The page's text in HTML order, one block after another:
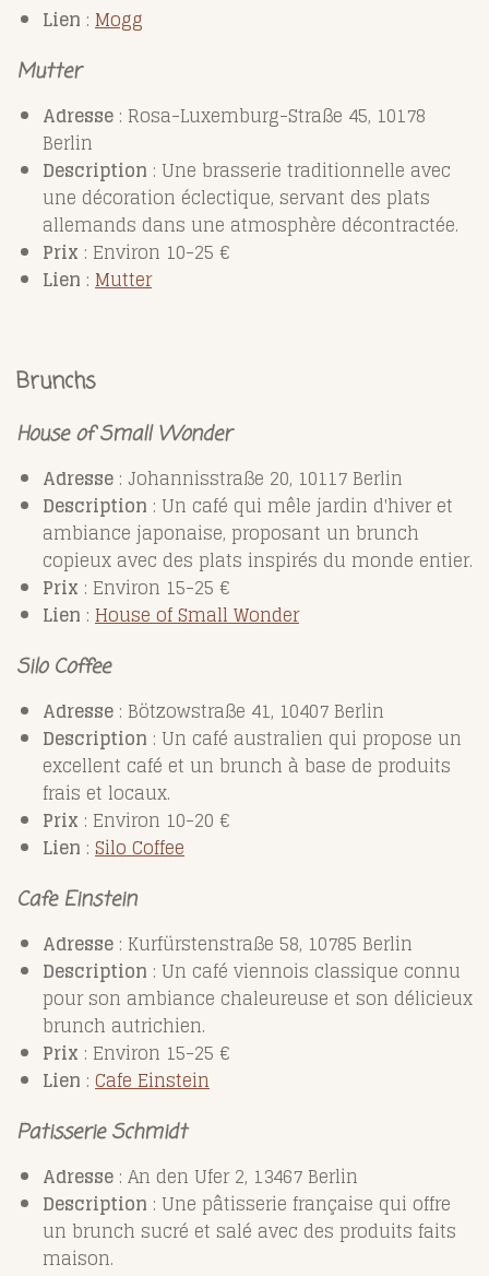
Lien : Mogg
Mutter
Adresse : Rosa-Luxemburg-Straße 45, 10178
Berlin
Description : Une brasserie traditionnelle avec
une décoration éclectique, servant des plats
allemands dans une atmosphère décontractée.
Prix : Environ 10-25 €
Lien : Mutter
Brunchs
House of Small Wonder
Adresse : Johannisstraße 20, 10117 Berlin
Description : Un café qui mêle jardin d'hiver et
ambiance japonaise, proposant un brunch
copieux avec des plats inspirés du monde entier.
Prix : Environ 15-25 €
Lien : HouseofSmallWonder
Silo Coffee
Adresse : Bötzowstraße 41, 10407 Berlin
Description : Un café australien qui propose un
excellent café et un brunch à base de produits
frais et locaux.
Prix : Environ 10-20 €
Lien : SiloCoffee
Cafe Einstein
Adresse : Kurfürstenstraße 58, 10785 Berlin
Description : Un café viennois classique connu
pour son ambiance chaleureuse et son délicieux
brunch autrichien.
Prix : Environ 15-25 €
Lien : CafeEinstein
Patisserie Schmidt
Adresse : An den Ufer 2, 13467 Berlin
Description : Une pâtisserie française qui offre
un brunch sucré et salé avec des produits faits
maison.